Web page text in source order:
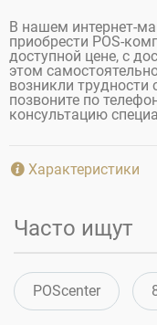
В нашем интернет-
приобрести POS-
доступной цене, с
этом
возникли
позвоните по
консультацию
Характеристики
Часто ищут
POScenter